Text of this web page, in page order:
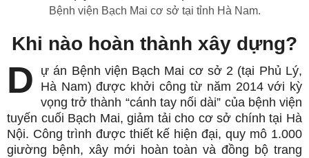
Bệnh viện Bạch Mai cơ sở tại tỉnh Hà Nam.
Khi nào hoàn thành xây dựng?
D
ự án Bệnh viện Bạch Mai cơ sở 2 (tại Phủ Lý,
Hà Nam) được khởi công từ năm 2014 với kỳ
vọng trở thành “cánh tay nối dài” của bệnh viện
tuyến cuối Bạch Mai, giảm tải cho cơ sở chính tại Hà
Nội. Công trình được thiết kế hiện đại, quy mô 1.000
giường bệnh, xây mới hoàn toàn và đồng bộ trang